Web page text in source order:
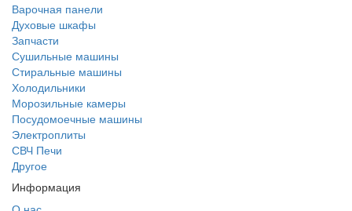
Варочная панели
Духовые шкафы
Запчасти
Сушильные машины
Стиральные машины
Холодильники
Морозильные камеры
Посудомоечные машины
Электроплиты
СВЧ Печи
Другое
Информация